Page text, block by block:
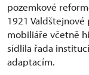
pozemkové
1921
mobiliáře včetně
sídlila řada
adaptacím.